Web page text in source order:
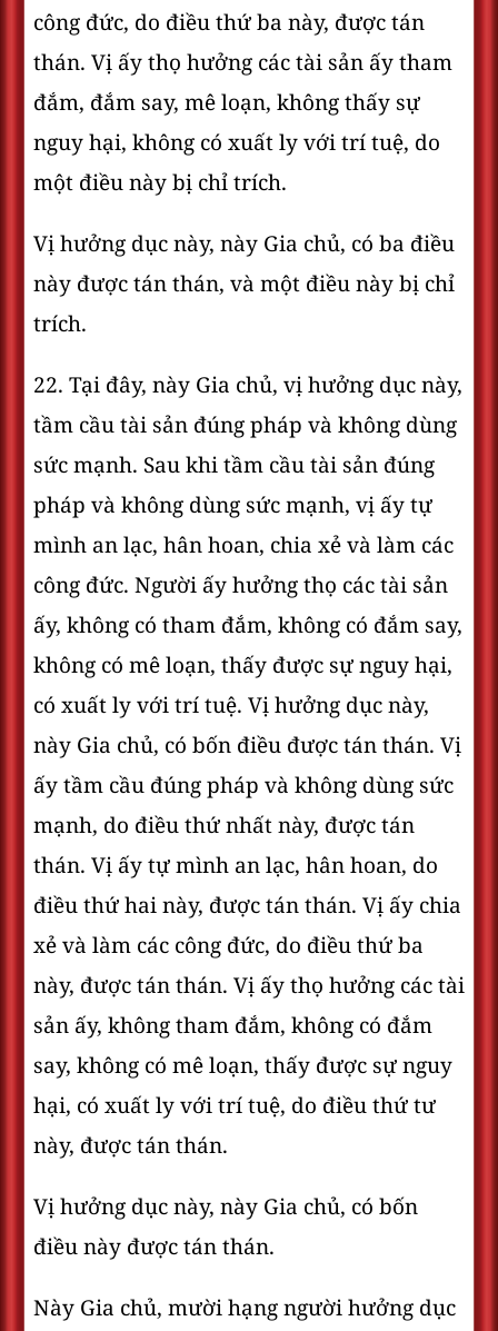
công đức, do điều thứ ba này, được tán
thán. Vị ấy thọ hưởng các tài sản ấy tham
đắm, đắm say, mê loạn, không thấy sự
nguy hại, không có xuất ly với trí tuệ, do
một điều này bị chỉ trích.
Vị hưởng dục này, này Gia chủ, có ba điều
này được tán thán, và một điều này bị chỉ
trích.
22. Tại đây, này Gia chủ, vị hưởng dục này,
tầm cầu tài sản đúng pháp và không dùng
sức mạnh. Sau khi tầm cầu tài sản đúng
pháp và không dùng sức mạnh, vị ấy tự
mình an lạc, hân hoan, chia xẻ và làm các
công đức. Người ấy hưởng thọ các tài sản
ấy, không có tham đắm, không có đắm say,
không có mê loạn, thấy được sự nguy hại,
có xuất ly với trí tuệ. Vị hưởng dục này,
này Gia chủ, có bốn điều được tán thán. Vị
ấy tầm cầu đúng pháp và không dùng sức
mạnh, do điều thứ nhất này, được tán
thán. Vị ấy tự mình an lạc, hân hoan, do
điều thứ hai này, được tán thán. Vị ấy chia
xẻ và làm các công đức, do điều thứ ba
này, được tán thán. Vị ấy thọ hưởng các tài
sản ấy, không tham đắm, không có đắm
say, không có mê loạn, thấy được sự nguy
hại, có xuất ly với trí tuệ, do điều thứ tư
này, được tán thán.
Vị hưởng dục này, này Gia chủ, có bốn
điều này được tán thán.
Này Gia chủ, mười hạng người hưởng dục